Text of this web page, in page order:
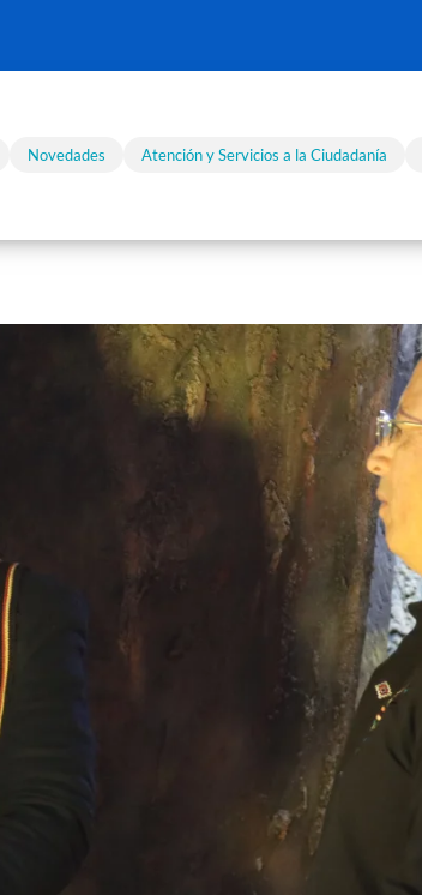
Novedades Atención y Servicios a la Ciudadanía